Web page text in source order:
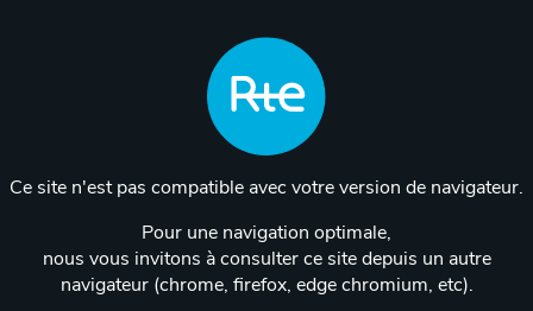
Ce site n'est pas compatible avec votre version de navigateur.
Pour une navigation optimale,
nous vous invitons à consulter ce site depuis un autre
navigateur (chrome, firefox, edge chromium, etc).